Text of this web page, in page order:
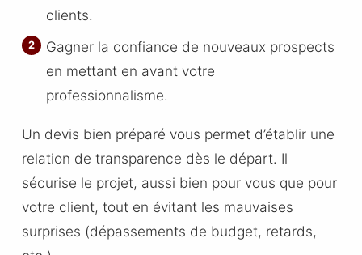
clients.
Gagner la confiance de nouveaux prospects
en mettant en avant votre
professionnalisme.
Un devis bien préparé vous permet d’établir une
relation de transparence dès le départ. Il
sécurise le projet, aussi bien pour vous que pour
votre client, tout en évitant les mauvaises
surprises (dépassements de budget, retards,